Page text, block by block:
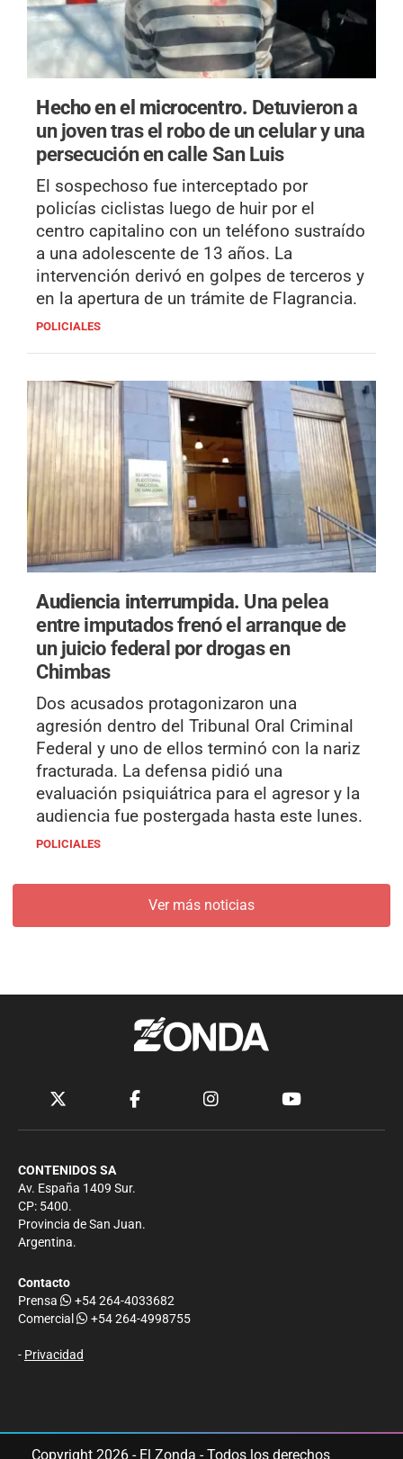
Hecho en el microcentro. Detuvieron a
un joven tras el robo de un celular y una
persecución en calle San Luis
El sospechoso fue interceptado por
policías ciclistas luego de huir por el
centro capitalino con un teléfono sustraído
a una adolescente de 13 años. La
intervención derivó en golpes de terceros y
en la apertura de un trámite de Flagrancia.
POLICIALES
Audiencia interrumpida. Una pelea
entre imputados frenó el arranque de
un juicio federal por drogas en
Chimbas
Dos acusados protagonizaron una
agresión dentro del Tribunal Oral Criminal
Federal y uno de ellos terminó con la nariz
fracturada. La defensa pidió una
evaluación psiquiátrica para el agresor y la
audiencia fue postergada hasta este lunes.
POLICIALES
Ver más noticias
CONTENIDOS SA
Av. España 1409 Sur.
CP: 5400.
Provincia de San Juan.
Argentina.
Contacto
Prensa
+54 264-4033682
Comercial
+54 264-4998755
- Privacidad
Copyright 2026 - El Zonda - Todos los derechos